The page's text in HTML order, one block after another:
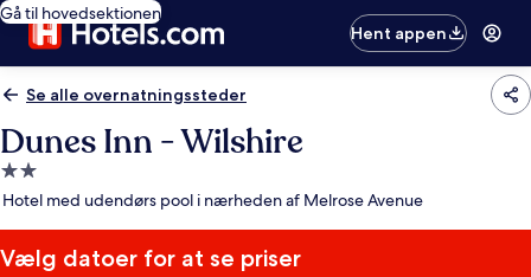
Gå til hovedsektionen
Hent appen
Se alle overnatningssteder
Dunes Inn - Wilshire
2.0-
stjernet
Hotel med udendørs pool i nærheden af Melrose Avenue
Vælg datoer for at se priser